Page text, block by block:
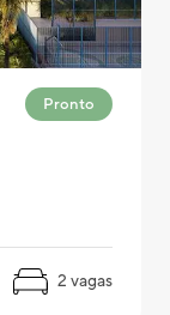
Pronto
2 vagas